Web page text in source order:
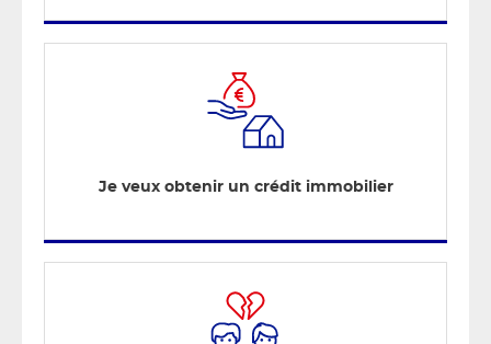
Je veux obtenir un crédit immobilier